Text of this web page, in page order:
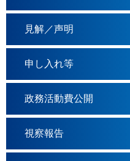
見解／声明
申し入れ等
政務活動費公開
視察報告